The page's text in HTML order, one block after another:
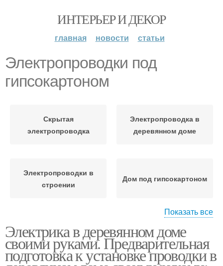
ИНТЕРЬЕР И ДЕКОР
главная новости статьи
Электропроводки под
гипсокартоном
Скрытая
электропроводка
Электропроводка в
деревянном доме
Электропроводки в
строении
Дом под гипсокартоном
электропроводки
электропроводка
Показать все
Электрика в деревянном доме
своими руками. Предварительная
подготовка к установке проводки в